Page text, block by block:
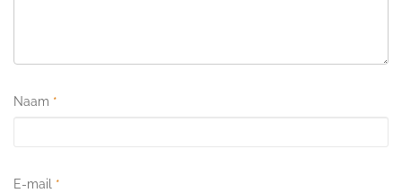
Naam *
E-mail *